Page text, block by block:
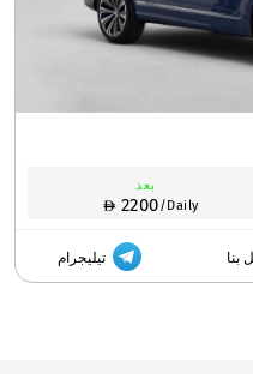
بعد
2200/Daily
بنا تيليجرام